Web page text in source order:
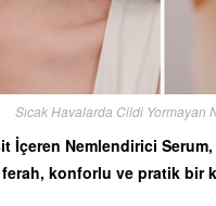
Sıcak Havalarda Cildi Yormayan
İçeren Nemlendirici
konforlu ve pratik bir